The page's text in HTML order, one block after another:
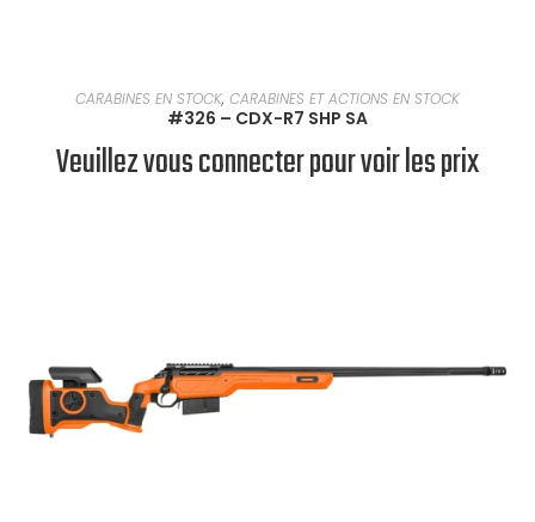
EN SAVOIR PLUS
CARABINES EN STOCK, CARABINES ET ACTIONS EN STOCK
#326 – CDX-R7 SHP SA
Veuillez vous connecter pour voir les prix